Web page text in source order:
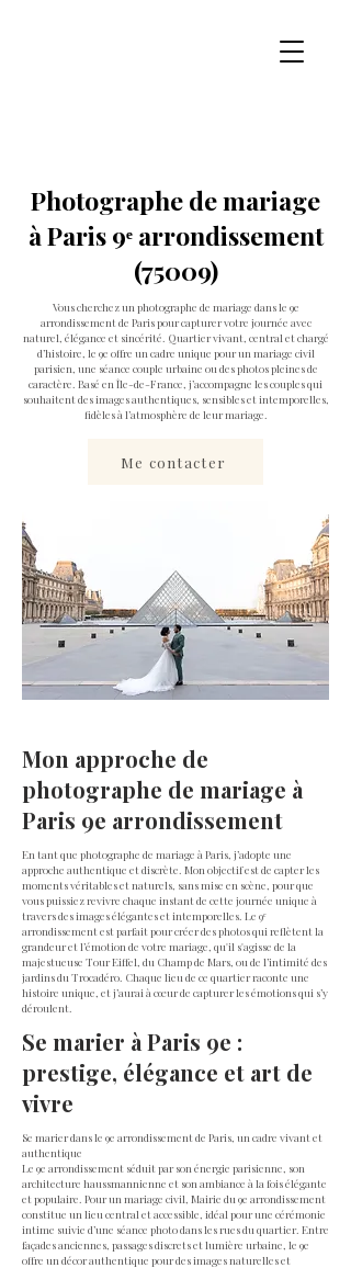
Photographe de mariage
à Paris 9ᵉ arrondissement
(75009)
Vous cherchez un photographe de mariage dans le 9e
arrondissement de Paris pour capturer votre journée avec
naturel, élégance et sincérité. Quartier vivant, central et chargé
d’histoire, le 9e offre un cadre unique pour un mariage civil
parisien, une séance couple urbaine ou des photos pleines de
caractère. Basé en Île-de-France, j’accompagne les couples qui
souhaitent des images authentiques, sensibles et intemporelles,
fidèles à l’atmosphère de leur mariage.
Me contacter
Mon approche de
photographe de mariage à
Paris 9e arrondissement
En tant que photographe de mariage à Paris, j’adopte une
approche authentique et discrète. Mon objectif est de capter les
moments véritables et naturels, sans mise en scène, pour que
vous puissiez revivre chaque instant de cette journée unique à
travers des images élégantes et intemporelles. Le 9ᵉ
arrondissement est parfait pour créer des photos qui reflètent la
grandeur et l’émotion de votre mariage, qu'il s'agisse de la
majestueuse Tour Eiffel, du Champ de Mars, ou de l’intimité des
jardins du Trocadéro. Chaque lieu de ce quartier raconte une
histoire unique, et j’aurai à cœur de capturer les émotions qui s’y
déroulent.
Se marier à Paris 9e :
prestige, élégance et art de
vivre
Se marier dans le 9e arrondissement de Paris, un cadre vivant et
authentique
Le 9e arrondissement séduit par son énergie parisienne, son
architecture haussmannienne et son ambiance à la fois élégante
et populaire. Pour un mariage civil, Mairie du 9e arrondissement
constitue un lieu central et accessible, idéal pour une cérémonie
intime suivie d’une séance photo dans les rues du quartier. Entre
façades anciennes, passages discrets et lumière urbaine, le 9e
offre un décor authentique pour des images naturelles et